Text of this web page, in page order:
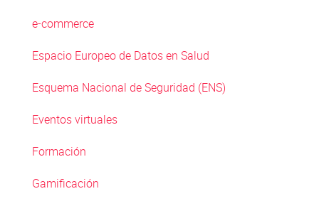
e-commerce
Espacio Europeo de Datos en Salud
Esquema Nacional de Seguridad (ENS)
Eventos virtuales
Formación
Gamificación